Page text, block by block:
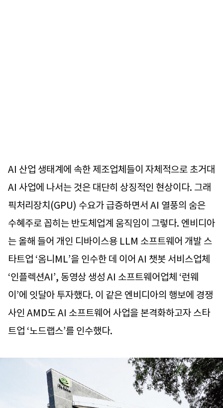
AI 산업 생태계에 속한 제조업체들이 자체적으로 초거대
AI 사업에 나서는 것은 대단히 상징적인 현상이다. 그래
픽처리장치(GPU) 수요가 급증하면서 AI 열풍의 숨은
수혜주로 꼽히는 반도체업계 움직임이 그렇다. 엔비디아
는 올해 들어 개인 디바이스용 LLM 소프트웨어 개발 스
타트업 ‘옴니ML’을 인수한 데 이어 AI 챗봇 서비스업체
‘인플렉션AI’, 동영상 생성 AI 소프트웨어업체 ‘런웨
이’에 잇달아 투자했다. 이 같은 엔비디아의 행보에 경쟁
사인 AMD도 AI 소프트웨어 사업을 본격화하고자 스타
트업 ‘노드랩스’를 인수했다.